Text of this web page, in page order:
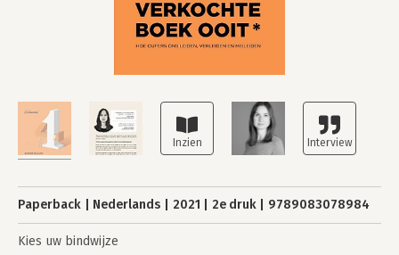
Paperback Nederlands 2021 2e druk 9789083078984
Kies uw bindwijze